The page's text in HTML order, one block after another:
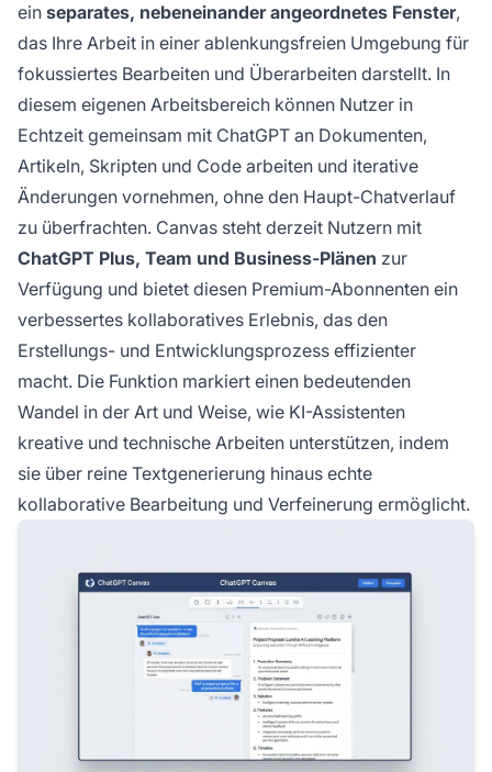
ein separates, nebeneinander angeordnetes Fenster,
das Ihre Arbeit in einer ablenkungsfreien Umgebung für
fokussiertes Bearbeiten und Überarbeiten darstellt. In
diesem eigenen Arbeitsbereich können Nutzer in
Echtzeit gemeinsam mit ChatGPT an Dokumenten,
Artikeln, Skripten und Code arbeiten und iterative
Änderungen vornehmen, ohne den Haupt-Chatverlauf
zu überfrachten. Canvas steht derzeit Nutzern mit
ChatGPT Plus, Team und Business-Plänen zur
Verfügung und bietet diesen Premium-Abonnenten ein
verbessertes kollaboratives Erlebnis, das den
Erstellungs- und Entwicklungsprozess effizienter
macht. Die Funktion markiert einen bedeutenden
Wandel in der Art und Weise, wie KI-Assistenten
kreative und technische Arbeiten unterstützen, indem
sie über reine Textgenerierung hinaus echte
kollaborative Bearbeitung und Verfeinerung ermöglicht.